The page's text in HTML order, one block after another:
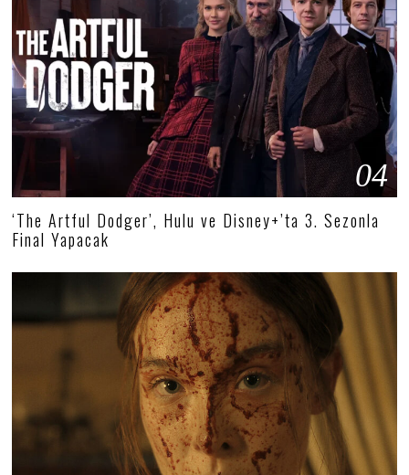
04
‘The Artful Dodger’, Hulu ve Disney+’ta 3. Sezonla
Final Yapacak